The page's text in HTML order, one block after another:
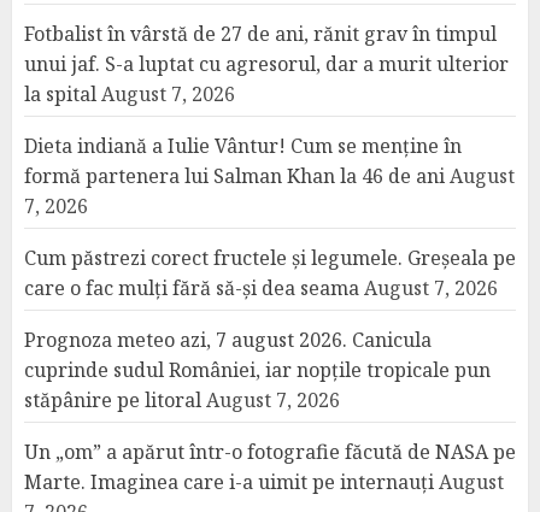
Fotbalist în vârstă de 27 de ani, rănit grav în timpul
unui jaf. S-a luptat cu agresorul, dar a murit ulterior
la spitalAugust 7, 2026
Dieta indiană a Iulie Vântur! Cum se menține în
formă partenera lui Salman Khan la 46 de aniAugust
7, 2026
Cum păstrezi corect fructele și legumele. Greșeala pe
care o fac mulți fără să-și dea seamaAugust 7, 2026
Prognoza meteo azi, 7 august 2026. Canicula
cuprinde sudul României, iar nopțile tropicale pun
stăpânire pe litoralAugust 7, 2026
Un „om” a apărut într-o fotografie făcută de NASA pe
Marte. Imaginea care i-a uimit pe internauțiAugust